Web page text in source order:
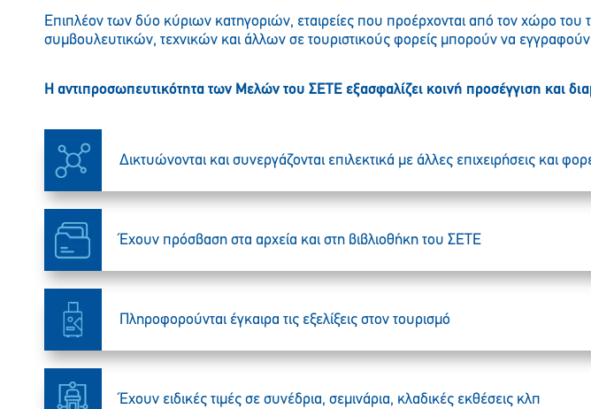
Επιπλέον των δύο κύριων κατηγοριών, εταιρείες που προέρχονται από τον χώρο
συμβουλευτικών, τεχνικών και άλλων σε τουριστικούς φορείς μπορούν να
H αντιπροσωπευτικότητα των Μελών του ΣETE εξασφαλίζει κοινή προσέγγιση και
Δικτυώνονται και συνεργάζονται επιλεκτικά με άλλες επιχειρήσεις και
Έχουν πρόσβαση στα αρχεία και στη βιβλιοθήκη του ΣETE
Πληροφορούνται έγκαιρα τις εξελίξεις στον τουρισμό
Έχουν ειδικές τιμές σε συνέδρια, σεμινάρια, κλαδικές εκθέσεις κλπ